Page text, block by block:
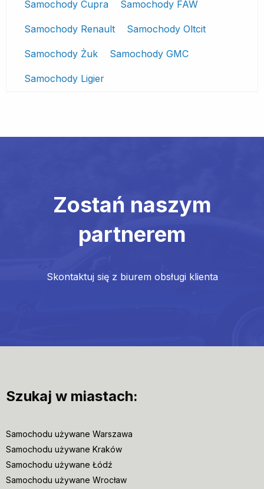
Samochody Cupra Samochody FAW
Samochody Renault Samochody Oltcit
Samochody Żuk Samochody GMC
Samochody Ligier
Zostań naszym
partnerem
Skontaktuj się z biurem obsługi klienta
Szukaj w miastach:
Samochodu używane Warszawa
Samochodu używane Kraków
Samochodu używane Łódź
Samochodu używane Wrocław